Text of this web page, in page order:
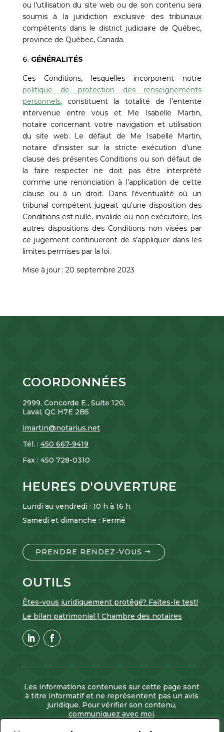
ou l’utilisation du site web ou de son contenu sera
soumis à la juridiction exclusive des tribunaux
compétents dans le district judiciaire de Québec,
province de Québec, Canada.
GÉNÉRALITÉS
Ces Conditions, lesquelles incorporent notre
politique de protection des renseignements
personnels,constituent la totalité de l’entente
intervenue entre vous et Me Isabelle Martin,
notaire concernant votre navigation et utilisation
du site web. Le défaut de Me Isabelle Martin,
notaire d’insister sur la stricte exécution d’une
clause des présentes Conditions ou son défaut de
la faire respecter ne doit pas être interprété
comme une renonciation à l’application de cette
clause ou à un droit. Dans l’éventualité où un
tribunal compétent jugeait qu’une disposition des
Conditions est nulle, invalide ou non exécutoire, les
autres dispositions des Conditions non visées par
ce jugement continueront de s’appliquer dans les
limites permises par la loi.
Mise à jour : 20 septembre 2023
COORDONNÉES
2999, Concorde E., Suite 120,
Laval, QC H7E 2B5
imartin@notarius.net
Tél. : 450 667-9419
Fax : 450 728-0310
HEURES D'OUVERTURE
Lundi au vendredi : 10 h à 16 h
Samedi et dimanche : Fermé
PRENDRE RENDEZ-VOUS
OUTILS
Êtes-vous juridiquement protêgé? Faites-le test!
Le bilan patrimonial | Chambre des notaires
Les informations contenues sur cette page sont
à titre informatif et ne représentent pas un avis
juridique. Pour vérifier son contenu,
communiquez avec moi.
2026 © Me Isabelle Martin, Notaire |